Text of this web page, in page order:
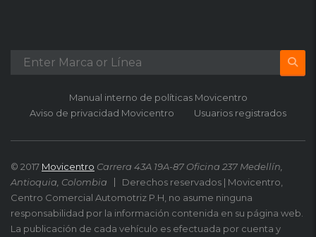
Manual interno de políticas Movicentro
Aviso de privacidad Movicentro
Usuarios registrados
© 2017 Movicentro Carrera 43A 19A-87 Oficina 237 Medellín,
Antioquia, Colombia
Derechos reservados | Movicentro,
Centro Comercial Automotriz P.H, no asume ninguna
responsabilidad por la información contenida en su página web.
La publicación de cada vehículo es efectuada por cuenta y